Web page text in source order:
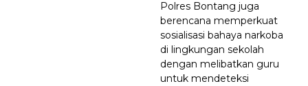
Polres Bontang juga
berencana memperkuat
sosialisasi bahaya narkoba
di lingkungan sekolah
dengan melibatkan guru
untuk mendeteksi